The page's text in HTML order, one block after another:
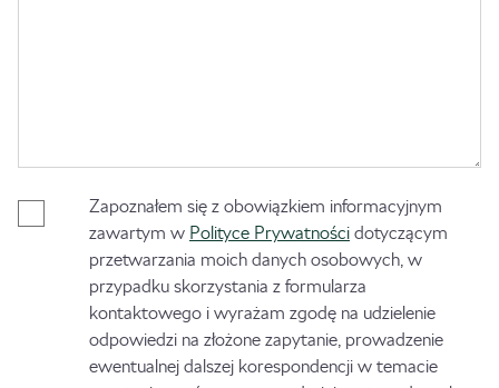
Zapoznałem się z obowiązkiem informacyjnym
zawartym w Polityce Prywatności dotyczącym
przetwarzania moich danych osobowych, w
przypadku skorzystania z formularza
kontaktowego i wyrażam zgodę na udzielenie
odpowiedzi na złożone zapytanie, prowadzenie
ewentualnej dalszej korespondencji w temacie